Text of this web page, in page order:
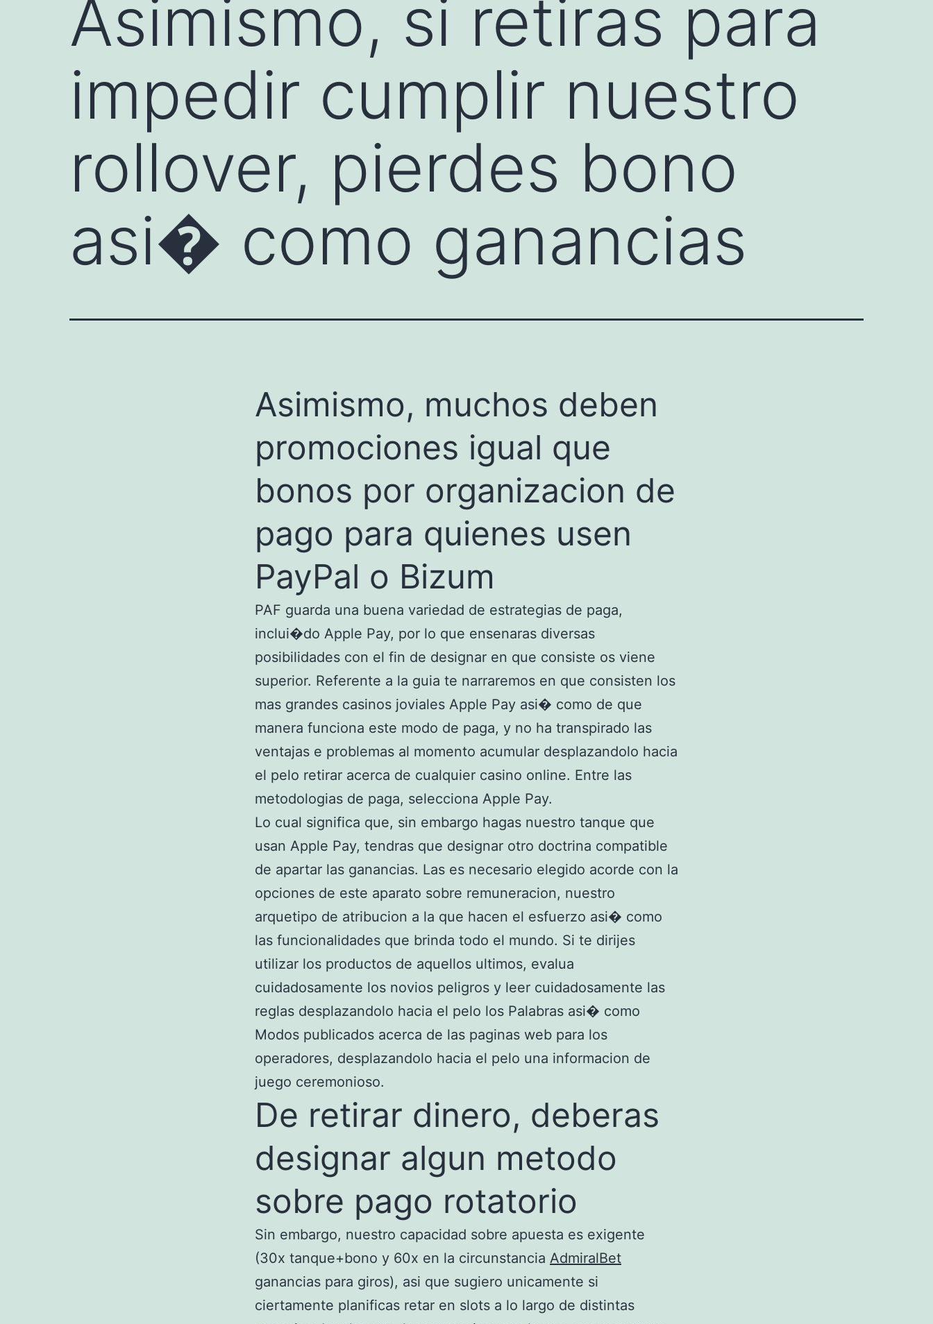
Asimismo, si retiras para
impedir cumplir nuestro
rollover, pierdes bono
asi� como ganancias
Asimismo, muchos deben
promociones igual que
bonos por organizacion de
pago para quienes usen
PayPal o Bizum
PAF guarda una buena variedad de estrategias de paga,
inclui�do Apple Pay, por lo que ensenaras diversas
posibilidades con el fin de designar en que consiste os viene
superior. Referente a la guia te narraremos en que consisten los
mas grandes casinos joviales Apple Pay asi� como de que
manera funciona este modo de paga, y no ha transpirado las
ventajas e problemas al momento acumular desplazandolo hacia
el pelo retirar acerca de cualquier casino online. Entre las
metodologias de paga, selecciona Apple Pay.
Lo cual significa que, sin embargo hagas nuestro tanque que
usan Apple Pay, tendras que designar otro doctrina compatible
de apartar las ganancias. Las es necesario elegido acorde con la
opciones de este aparato sobre remuneracion, nuestro
arquetipo de atribucion a la que hacen el esfuerzo asi� como
las funcionalidades que brinda todo el mundo. Si te dirijes
utilizar los productos de aquellos ultimos, evalua
cuidadosamente los novios peligros y leer cuidadosamente las
reglas desplazandolo hacia el pelo los Palabras asi� como
Modos publicados acerca de las paginas web para los
operadores, desplazandolo hacia el pelo una informacion de
juego ceremonioso.
De retirar dinero, deberas
designar algun metodo
sobre pago rotatorio
Sin embargo, nuestro capacidad sobre apuesta es exigente
(30x tanque+bono y 60x en la circunstancia AdmiralBet
ganancias para giros), asi que sugiero unicamente si
ciertamente planificas retar en slots a lo largo de distintas